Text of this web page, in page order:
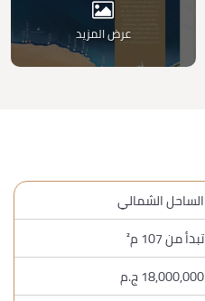
عرض المزيد
الساحل الشمالي
تبدأ من 107 م²
18,000,000 ج.م